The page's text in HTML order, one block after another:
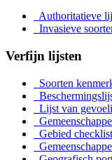
Authoritatieve
Invasieve
Verfijn lijsten
Soorten
Lijst van
Gebied checklist